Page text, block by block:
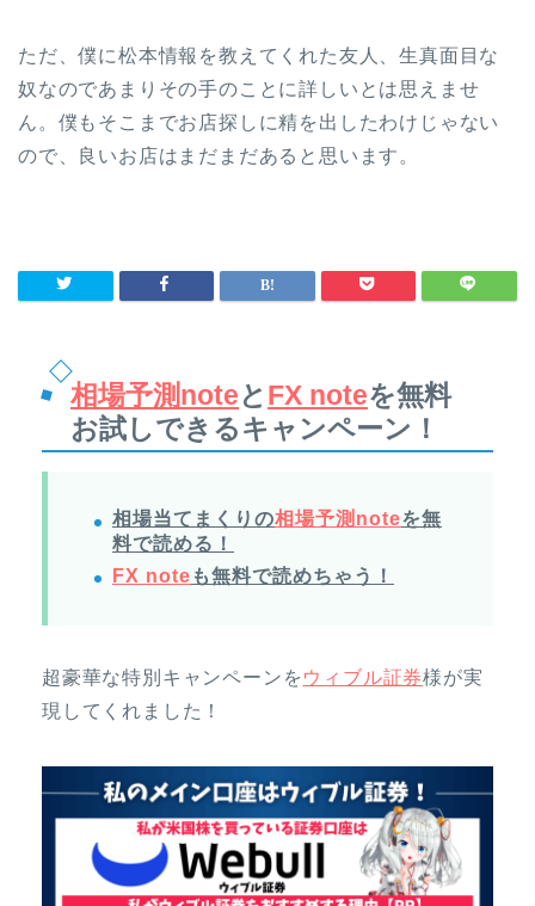
ただ、僕に松本情報を教えてくれた友人、生真面目な
奴なのであまりその手のことに詳しいとは思えませ
ん。僕もそこまでお店探しに精を出したわけじゃない
ので、良いお店はまだまだあると思います。
相場予測noteとFX noteを無料
お試しできるキャンペーン！
相場当てまくりの相場予測noteを無
料で読める！
FX note も無料で読めちゃう！
超豪華な特別キャンペーンを ウィブル証券様が実
現してくれました！